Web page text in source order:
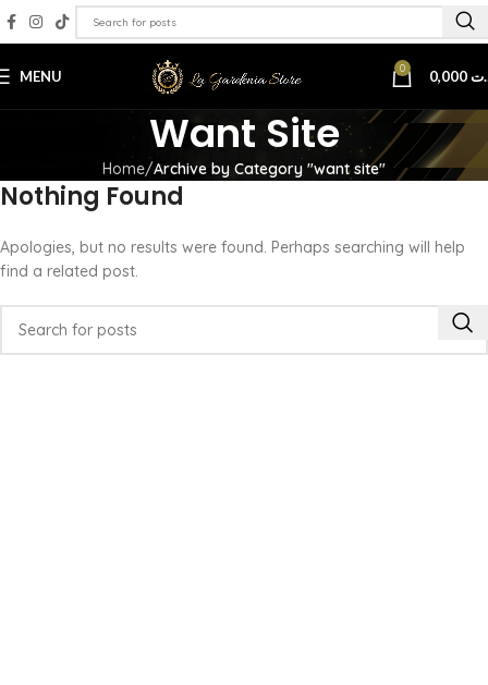
MENU 0
Want Site
Home Archive by Category "want site"
Nothing Found
Apologies, but no results were found. Perhaps searching will help
find a related post.